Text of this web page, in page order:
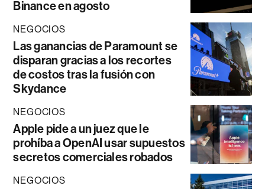
Binance en agosto
NEGOCIOS
Las ganancias de Paramount se
disparan gracias a los recortes
de costos tras la fusión con
Skydance
NEGOCIOS
Apple pide a un juez que le
prohíba a OpenAI usar supuestos
secretos comerciales robados
NEGOCIOS